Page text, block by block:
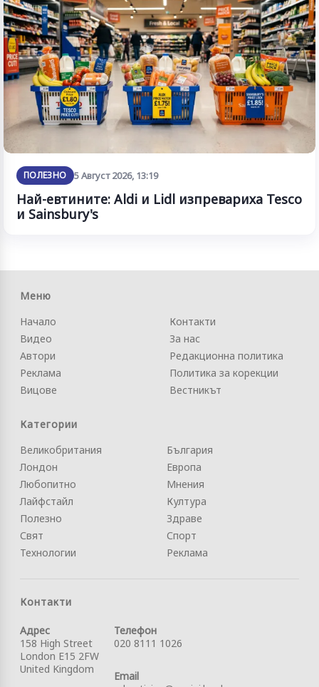
ПОЛЕЗНО 5 Август 2026, 13:19
Най-евтините: Aldi и Lidl изпревариха Tesco
и Sainsbury's
Меню
Начало
Видео
Автори
Реклама
Вицове
Контакти
За нас
Редакционна политика
Политика за корекции
Вестникът
Категории
Великобритания
Лондон
Любопитно
Лайфстайл
Полезно
Свят
Технологии
България
Европа
Мнения
Култура
Здраве
Спорт
Реклама
Контакти
Адрес
158 High Street
London E15 2FW
United Kingdom
Телефон
020 8111 1026
Email